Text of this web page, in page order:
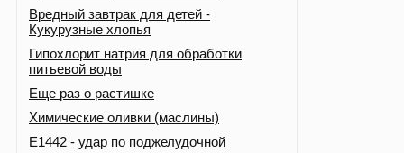
Вредный завтрак для детей -
Кукурузные хлопья
Гипохлорит натрия для обработки
питьевой воды
Еще раз о растишке
Химические оливки (маслины)
Е1442 - удар по поджелудочной